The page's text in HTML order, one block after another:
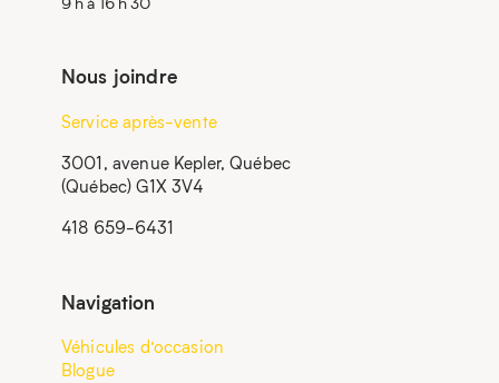
Nous joindre
Service après-vente
3001, avenue Kepler, Québec
(Québec) G1X 3V4
418 659-6431
Navigation
Véhicules d’occasion
Blogue